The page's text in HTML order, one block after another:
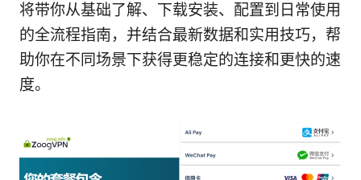
将带你从基础了解、下载安装、配置到日常使用
的全流程指南，并结合最新数据和实用技巧，帮
助你在不同场景下获得更稳定的连接和更快的速
度。